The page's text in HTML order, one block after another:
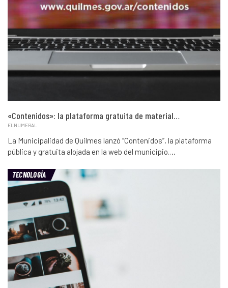
«Contenidos»: la plataforma gratuita de material…
ELNUMERAL
La Municipalidad de Quilmes lanzó “Contenidos”, la plataforma
pública y gratuita alojada en la web del municipio.…
TECNOLOGÍA